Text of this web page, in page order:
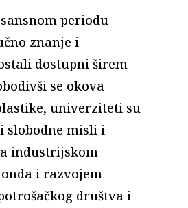
periodu
znanje i
dostupni širem
se okova
univerziteti su
slobodne misli i
industrijskom
i razvojem
društva i